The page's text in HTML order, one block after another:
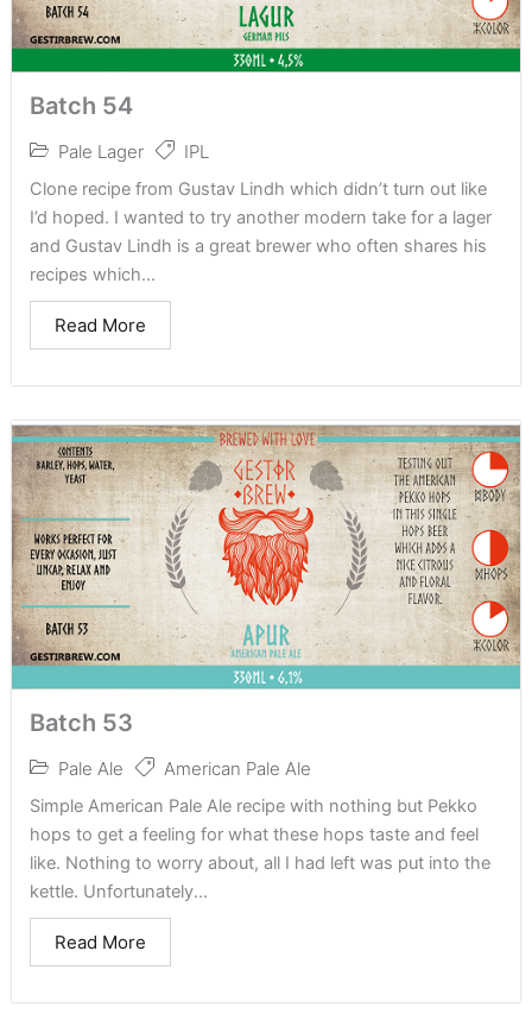
Batch 54
Pale Lager IPL
Clone recipe from Gustav Lindh which didn’t turn out like
I’d hoped. I wanted to try another modern take for a lager
and Gustav Lindh is a great brewer who often shares his
recipes which...
Read More
Batch 53
Pale Ale American Pale Ale
Simple American Pale Ale recipe with nothing but Pekko
hops to get a feeling for what these hops taste and feel
like. Nothing to worry about, all I had left was put into the
kettle. Unfortunately...
Read More